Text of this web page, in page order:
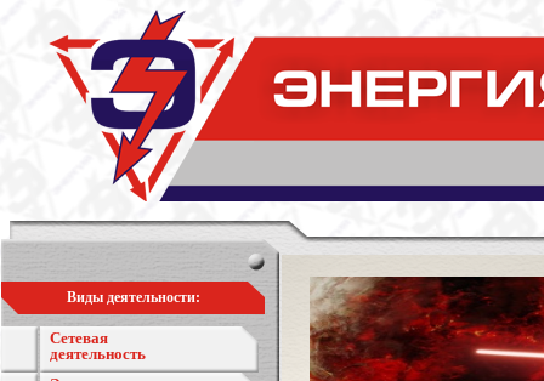
Виды деятельности:
Сетевая
деятельность